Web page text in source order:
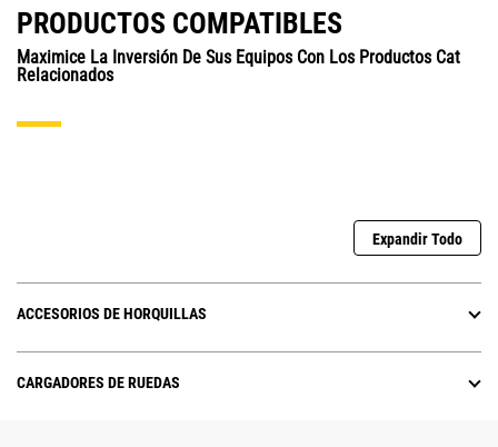
PRODUCTOS COMPATIBLES
Maximice La Inversión De Sus Equipos Con Los Productos Cat
Relacionados
Expandir Todo
ACCESORIOS DE HORQUILLAS
CARGADORES DE RUEDAS